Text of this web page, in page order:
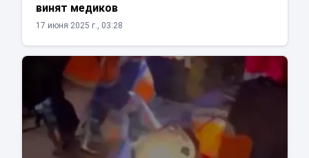
винят медиков
17 июня 2025 г., 03:28